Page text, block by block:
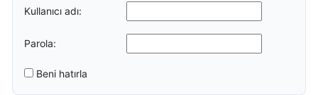
Kullanıcı adı:
Parola:
Beni hatırla